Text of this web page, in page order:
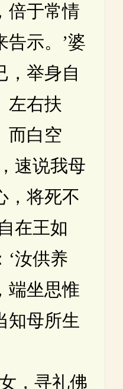
倍于常情
告示。’婆
，举身自
左右扶
而白空
速说我母
，将死不
在王如
‘汝供养
端坐思惟
知母所生
，寻礼佛